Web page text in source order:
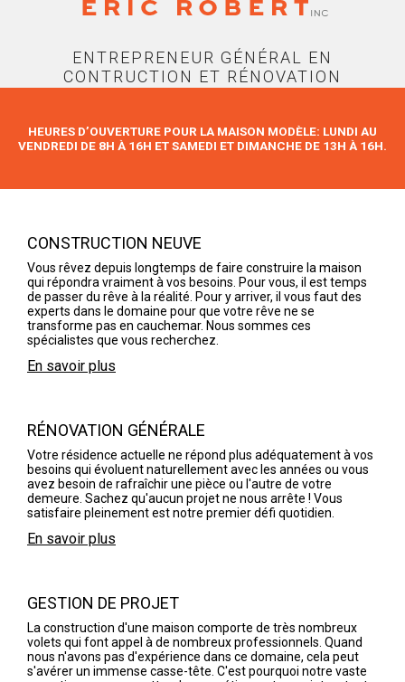
ENTREPRENEUR GÉNÉRAL EN
CONTRUCTION ET RÉNOVATION
HEURES D’OUVERTURE POUR LA MAISON MODÈLE: LUNDI AU
VENDREDI DE 8H À 16H ET SAMEDI ET DIMANCHE DE 13H À 16H.
CONSTRUCTION NEUVE
Vous rêvez depuis longtemps de faire construire la maison
qui répondra vraiment à vos besoins. Pour vous, il est temps
de passer du rêve à la réalité. Pour y arriver, il vous faut des
experts dans le domaine pour que votre rêve ne se
transforme pas en cauchemar. Nous sommes ces
spécialistes que vous recherchez.
En savoir plus
RÉNOVATION GÉNÉRALE
Votre résidence actuelle ne répond plus adéquatement à vos
besoins qui évoluent naturellement avec les années ou vous
avez besoin de rafraîchir une pièce ou l'autre de votre
demeure. Sachez qu'aucun projet ne nous arrête ! Vous
satisfaire pleinement est notre premier défi quotidien.
En savoir plus
GESTION DE PROJET
La construction d'une maison comporte de très nombreux
volets qui font appel à de nombreux professionnels. Quand
nous n'avons pas d'expérience dans ce domaine, cela peut
s'avérer un immense casse-tête. C'est pourquoi notre vaste